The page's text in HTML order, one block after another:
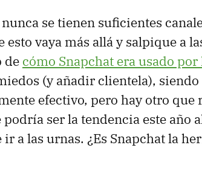
se tienen suficientes
esto vaya más allá y salpique a
de cómo Snapchat era usado
(y añadir clientela), siendo
efectivo, pero hay otro que
ser la tendencia este año
a las urnas. ¿Es Snapchat la